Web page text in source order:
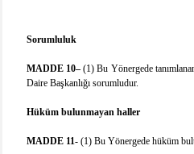
Sorumluluk
MADDE 10–(1) Bu Yönergede
Daire Başkanlığı sorumludur.
Hüküm bulunmayan haller
MADDE 11- (1) Bu Yönergede hüküm